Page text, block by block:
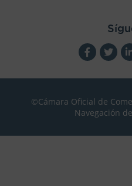
©Cámara Oficial de
Navegación